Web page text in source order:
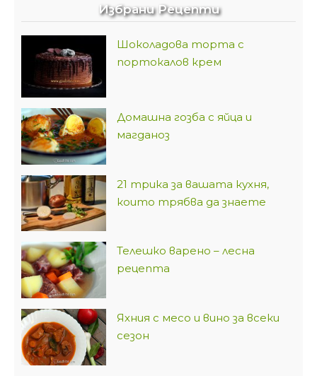
Избрани Рецепти
Шоколадова торта с
портокалов крем
Домашна гозба с яйца и
магданоз
21 трика за вашата кухня,
които трябва да знаете
Телешко варено – лесна
рецепта
Яхния с месо и вино за всеки
сезон